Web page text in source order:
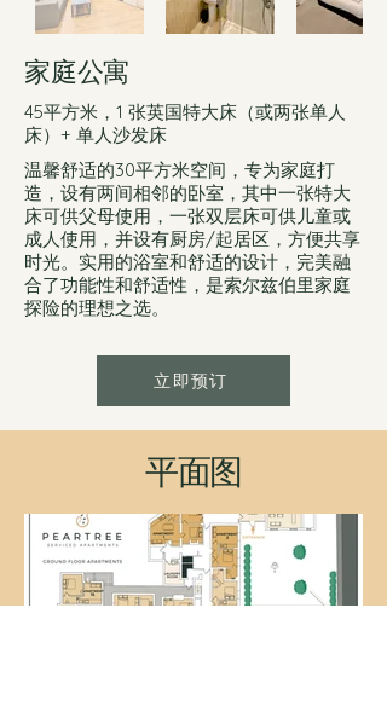
家庭公寓
45平方米，1 张英国特大床（或两张单人
床）+ 单人沙发床
温馨舒适的30平方米空间，专为家庭打
造，设有两间相邻的卧室，其中一张特大
床可供父母使用，一张双层床可供儿童或
成人使用，并设有厨房/起居区，方便共享
时光。实用的浴室和舒适的设计，完美融
合了功能性和舒适性，是索尔兹伯里家庭
探险的理想之选。
立即预订
平面图